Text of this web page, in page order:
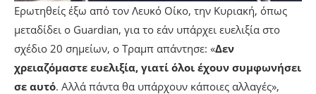
Ερωτηθείς έξω από τον Λευκό Οίκο, την Κυριακή, όπως
μεταδίδει ο Guardian, για το εάν υπάρχει ευελιξία στο
σχέδιο 20 σημείων, ο Τραμπ απάντησε: «Δεν
χρειαζόμαστε ευελιξία, γιατί όλοι έχουν συμφωνήσει
σε αυτό. Αλλά πάντα θα υπάρχουν κάποιες αλλαγές»,